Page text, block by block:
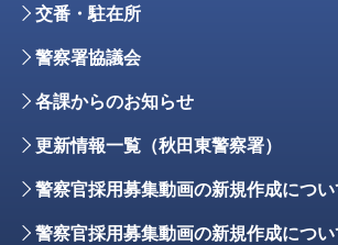
交番・駐在所
警察署協議会
各課からのお知らせ
更新情報一覧（秋田東警察署）
警察官採用募集動画の新規作成につい
警察官採用募集動画の新規作成につい